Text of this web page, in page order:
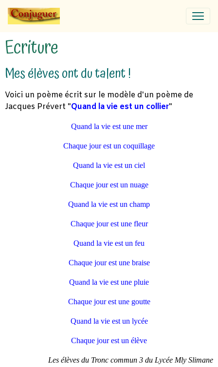
Ecriture
Mes élèves ont du talent !
Voici un poème écrit sur le modèle d'un poème de
Jacques Prévert "Quand la vie est un collier"
Quand la vie est une mer
Chaque jour est un coquillage
Quand la vie est un ciel
Chaque jour est un nuage
Quand la vie est un champ
Chaque jour est une fleur
Quand la vie est un feu
Chaque jour est une braise
Quand la vie est une pluie
Chaque jour est une goutte
Quand la vie est un lycée
Chaque jour est un élève
Les élèves du Tronc commun 3 du Lycée Mly Slimane